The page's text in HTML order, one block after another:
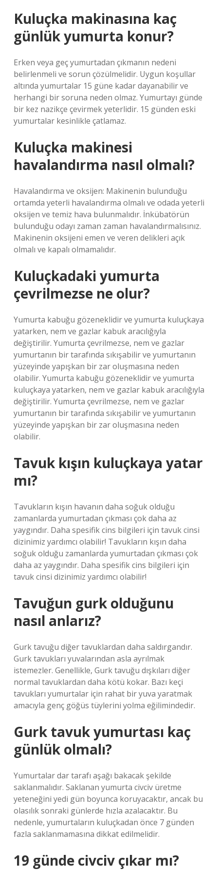
Kuluçka makinasına kaç
günlük yumurta konur?
Erken veya geç yumurtadan çıkmanın nedeni
belirlenmeli ve sorun çözülmelidir. Uygun koşullar
altında yumurtalar 15 güne kadar dayanabilir ve
herhangi bir soruna neden olmaz. Yumurtayı günde
bir kez nazikçe çevirmek yeterlidir. 15 günden eski
yumurtalar kesinlikle çatlamaz.
Kuluçka makinesi
havalandırma nasıl olmalı?
Havalandırma ve oksijen: Makinenin bulunduğu
ortamda yeterli havalandırma olmalı ve odada yeterli
oksijen ve temiz hava bulunmalıdır. İnkübatörün
bulunduğu odayı zaman zaman havalandırmalısınız.
Makinenin oksijeni emen ve veren delikleri açık
olmalı ve kapalı olmamalıdır.
Kuluçkadaki yumurta
çevrilmezse ne olur?
Yumurta kabuğu gözeneklidir ve yumurta kuluçkaya
yatarken, nem ve gazlar kabuk aracılığıyla
değiştirilir. Yumurta çevrilmezse, nem ve gazlar
yumurtanın bir tarafında sıkışabilir ve yumurtanın
yüzeyinde yapışkan bir zar oluşmasına neden
olabilir. Yumurta kabuğu gözeneklidir ve yumurta
kuluçkaya yatarken, nem ve gazlar kabuk aracılığıyla
değiştirilir. Yumurta çevrilmezse, nem ve gazlar
yumurtanın bir tarafında sıkışabilir ve yumurtanın
yüzeyinde yapışkan bir zar oluşmasına neden
olabilir.
Tavuk kışın kuluçkaya yatar
mı?
Tavukların kışın havanın daha soğuk olduğu
zamanlarda yumurtadan çıkması çok daha az
yaygındır. Daha spesifik cins bilgileri için tavuk cinsi
dizinimiz yardımcı olabilir! Tavukların kışın daha
soğuk olduğu zamanlarda yumurtadan çıkması çok
daha az yaygındır. Daha spesifik cins bilgileri için
tavuk cinsi dizinimiz yardımcı olabilir!
Tavuğun gurk olduğunu
nasıl anlarız?
Gurk tavuğu diğer tavuklardan daha saldırgandır.
Gurk tavukları yuvalarından asla ayrılmak
istemezler. Genellikle, Gurk tavuğu dışkıları diğer
normal tavuklardan daha kötü kokar. Bazı keçi
tavukları yumurtalar için rahat bir yuva yaratmak
amacıyla genç göğüs tüylerini yolma eğilimindedir.
Gurk tavuk yumurtası kaç
günlük olmalı?
Yumurtalar dar tarafı aşağı bakacak şekilde
saklanmalıdır. Saklanan yumurta civciv üretme
yeteneğini yedi gün boyunca koruyacaktır, ancak bu
olasılık sonraki günlerde hızla azalacaktır. Bu
nedenle, yumurtaların kuluçkadan önce 7 günden
fazla saklanmamasına dikkat edilmelidir.
19 günde civciv çıkar mı?